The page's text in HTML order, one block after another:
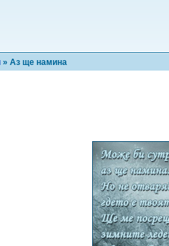
» Аз ще намина